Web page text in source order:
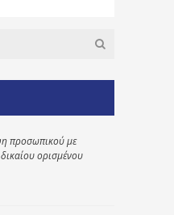
προσωπικού με
ορισμένου